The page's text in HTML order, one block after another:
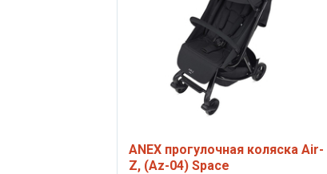
ANEX прогулочная коляска Air-
Z, (Az-04) Space